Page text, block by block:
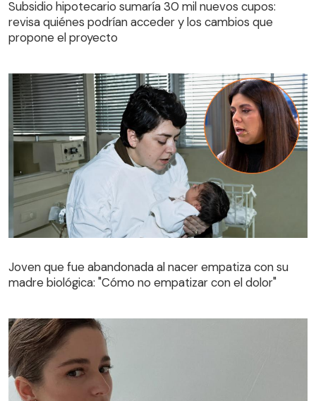
Subsidio hipotecario sumaría 30 mil nuevos cupos:
revisa quiénes podrían acceder y los cambios que
propone el proyecto
madre biológica: "Cómo no empatizar con el dolor"
Joven que fue abandonada al nacer empatiza con su
madre biológica: "Cómo no empatizar con el dolor"